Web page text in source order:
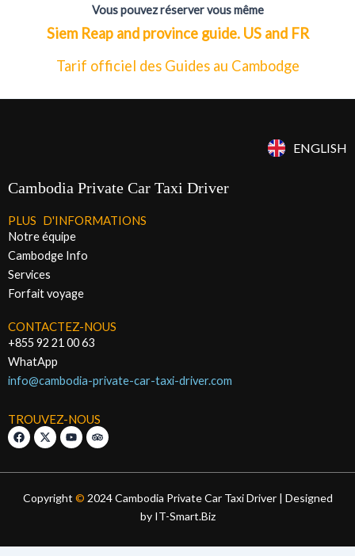
Vous pouvez réserver vous même
Siem Reap and province guide. US and FR
Tarif officiel des Guides au Cambodge
ENGLISH
Cambodia Private Car Taxi Driver
PLUS D'INFORMATIONS
Notre équipe
Cambodge Info
Services
Forfait voyage
CONTACTEZ-NOUS
+855 92 21 00 63
WhatApp
info@cambodia-private-car-taxi-driver.com
TROUVEZ-NOUS
F
a
c
b
o
X
-
t
i
t
e
Y
o
u
u
e
T
r
i
a
v
Copyright © 2024 Cambodia Private Car Taxi Driver | Designed
by IT-Smart.Biz